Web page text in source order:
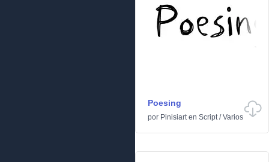
Poesing
por Pinisiarten Script/Varios